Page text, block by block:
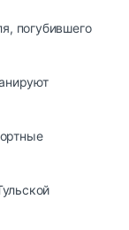
погубившего